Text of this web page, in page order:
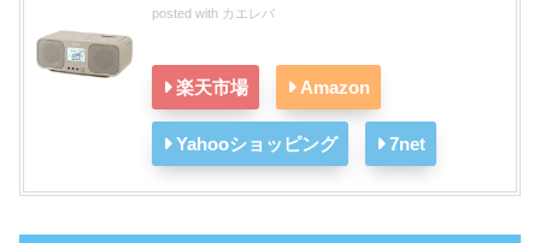
posted with カエレバ
楽天市場 Amazon
Yahooショッピング 7net